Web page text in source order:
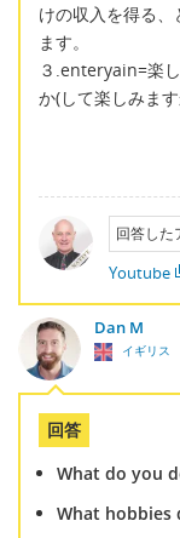
けの収入を得る
ます。
３.enteryain=楽
か(して楽しみます
回答した
Youtube
Dan M
イギリス
回答
What do you
What hobbies